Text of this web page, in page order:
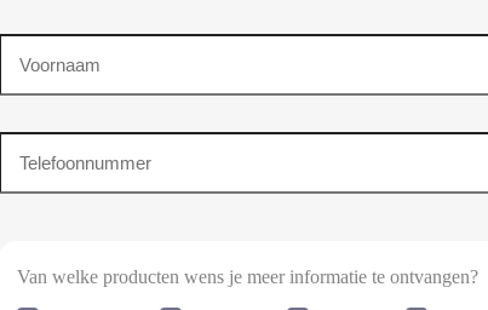
Voornaam
Telefoonnummer
(Vereist)
Van welke producten wens je meer informatie te ontvangen?